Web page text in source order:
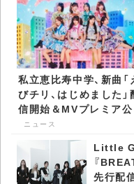
私立恵比寿中学、新曲「
びチリ、はじめました」
信開始＆MVプレミア公
開 『FAMIEN’26 e.p.』
配信 - CDJournal ニュ
ニュース
Little
『
先行配